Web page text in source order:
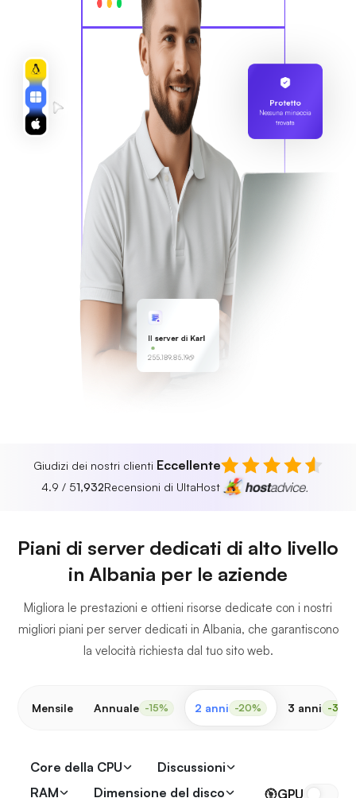
Protetto
Nessuna minaccia
trovata
Il server di Karl
255.189.85.19
Giudizi dei nostri clienti Eccellente
4.9 / 51,932Recensioni di UltaHost
Piani di server dedicati di alto livello
in Albania per le aziende
Migliora le prestazioni e ottieni risorse dedicate con i nostri
migliori piani per server dedicati in Albania, che garantiscono
la velocità richiesta dal tuo sito web.
Mensile Annuale -15% 2 anni -20% 3 anni -30%
Core della CPU
Discussioni
RAM
Dimensione del disco
GPU